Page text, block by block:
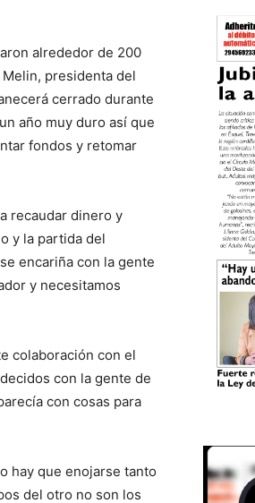
alrededor de 200
presidenta del
cerrado durante
año muy duro así que
fondos y retomar
recaudar dinero y
y la partida del
encariña con la gente
y necesitamos
colaboración con el
con la gente de
con cosas para
hay que enojarse tanto
del otro no son los